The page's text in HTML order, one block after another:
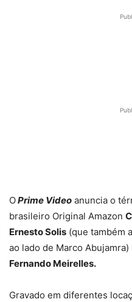
OPrime Video anuncia o
brasileiro Original Amazon
Ernesto Solis (que também
ao lado de Marco Abujamra)
Fernando Meirelles.
Gravado em diferentes